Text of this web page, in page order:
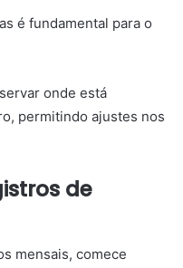
é fundamental para o
onde está
permitindo ajustes nos
de
mensais, comece